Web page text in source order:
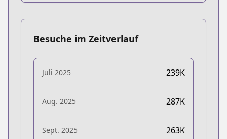
Besuche im Zeitverlauf
Juli 2025 239K
Aug. 2025 287K
Sept. 2025 263K